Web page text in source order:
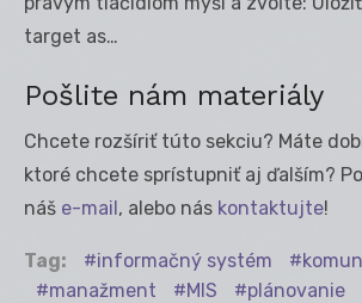
target as…
Pošlite nám materiály
Chcete rozšíriť túto sekciu? Máte
ktoré chcete sprístupniť aj ďalším?
náš e-mail, alebo nás kontaktujte!
Tag: informačný systém
manažment
MIS plánovanie